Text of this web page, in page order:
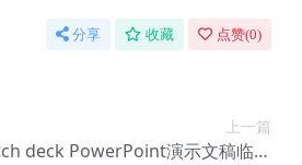
分享 收藏 点赞(0)
上一篇
deck PowerPoint演示文稿临时